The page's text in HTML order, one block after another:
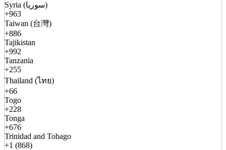
Syria (سوريا)
+963
Taiwan (台灣)
+886
Tajikistan
+992
Tanzania
+255
Thailand (ไทย)
+66
Togo
+228
Tonga
+676
Trinidad and Tobago
+1 (868)